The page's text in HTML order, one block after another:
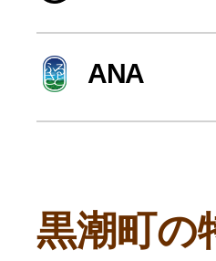
給与所得
副業・パ
個人事業
ANA
黒潮町の